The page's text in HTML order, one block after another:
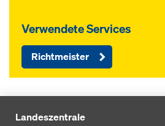
Verwendete Services
Richtmeister
Landeszentrale